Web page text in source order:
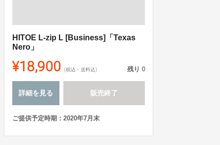
HITOE L-zip L [Business]「Texas
Nero」
¥18,900 (税込・送料込) 残り 0
詳細を見る 販売終了
ご提供予定時期：2020年7月末